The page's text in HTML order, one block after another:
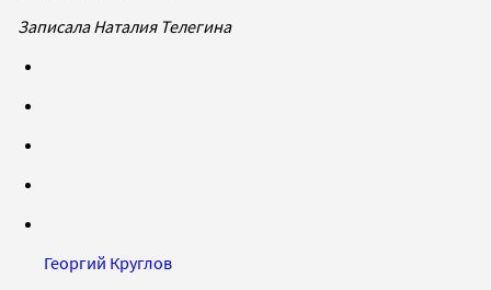
Записала Наталия Телегина
Георгий Круглов